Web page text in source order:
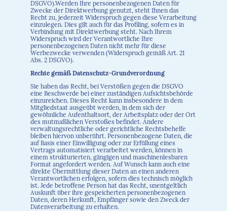
DSGVO).Werden Ihre personenbezogenen Daten für
Zwecke der Direktwerbung genutzt, steht Ihnen das
Recht zu, jederzeit Widerspruch gegen diese Verarbeitung
einzulegen. Dies gilt auch für das Profiling, sofern es in
Verbindung mit Direktwerbung steht. Nach Ihrem
Widerspruch wird der Verantwortliche Ihre
personenbezogenen Daten nicht mehr für diese
Werbezwecke verwenden (Widerspruch gemäß Art. 21
Abs. 2 DSGVO).
Rechte gemäß Datenschutz-Grundverordnung
Sie haben das Recht, bei Verstößen gegen die DSGVO
eine Beschwerde bei einer zuständigen Aufsichtsbehörde
einzureichen. Dieses Recht kann insbesondere in dem
Mitgliedstaat ausgeübt werden, in dem sich der
gewöhnliche Aufenthaltsort, der Arbeitsplatz oder der Ort
des mutmaßlichen Verstoßes befindet. Andere
verwaltungsrechtliche oder gerichtliche Rechtsbehelfe
bleiben hiervon unberührt. Personenbezogene Daten, die
auf Basis einer Einwilligung oder zur Erfüllung eines
Vertrags automatisiert verarbeitet werden, können in
einem strukturierten, gängigen und maschinenlesbaren
Format angefordert werden. Auf Wunsch kann auch eine
direkte Übermittlung dieser Daten an einen anderen
Verantwortlichen erfolgen, sofern dies technisch möglich
ist. Jede betroffene Person hat das Recht, unentgeltlich
Auskunft über ihre gespeicherten personenbezogenen
Daten, deren Herkunft, Empfänger sowie den Zweck der
Datenverarbeitung zu erhalten.